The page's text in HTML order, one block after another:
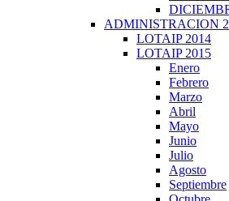
ADMINISTRACION
LOTAIP 2014
LOTAIP 2015
Enero
Febrero
Marzo
Abril
Mayo
Junio
Julio
Agosto
Septiembre